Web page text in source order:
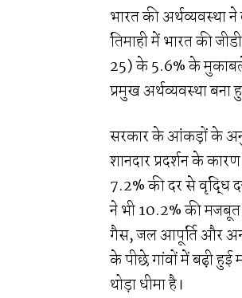
भारत की अर्थव्यवस्था ने
तिमाही में भारत की
25) के 5.6% के
प्रमुख अर्थव्यवस्था
सरकार के आंकड़ों के
शानदार प्रदर्शन के
7.2% की दर से वृद्धि
ने भी 10.2% की
गैस, जल आपूर्ति और
के पीछे गांवों में बढ़ी हुई
थोड़ा धीमा है।